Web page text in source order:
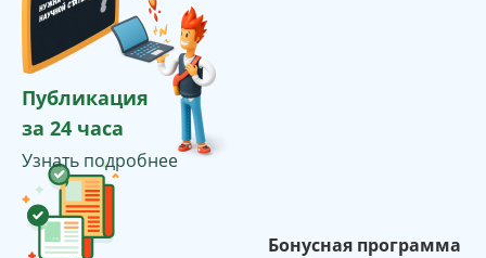
Публикация
за 24 часа
Узнать подробнее
Бонусная программа